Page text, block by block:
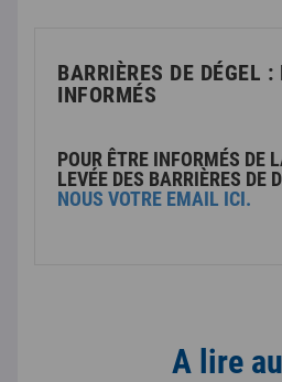
BARRIÈRES DE DÉGEL :
INFORMÉS
POUR ÊTRE INFORMÉS DE
LEVÉE DES BARRIÈRES DE
NOUS VOTRE EMAIL ICI.
A lire